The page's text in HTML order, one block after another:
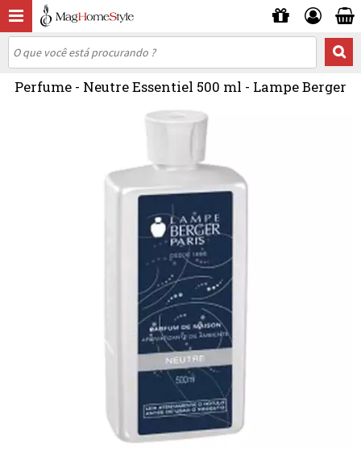
Perfume - Neutre Essentiel 500 ml - Lampe Berger